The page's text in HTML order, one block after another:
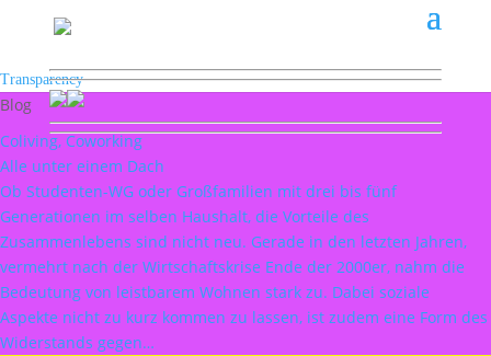
Transparency
Blog
Coliving, Coworking
Alle unter einem Dach
Ob Studenten-WG oder Großfamilien mit drei bis fünf
Generationen im selben Haushalt, die Vorteile des
Zusammenlebens sind nicht neu. Gerade in den letzten Jahren,
vermehrt nach der Wirtschaftskrise Ende der 2000er, nahm die
Bedeutung von leistbarem Wohnen stark zu. Dabei soziale
Aspekte nicht zu kurz kommen zu lassen, ist zudem eine Form des
Widerstands gegen…